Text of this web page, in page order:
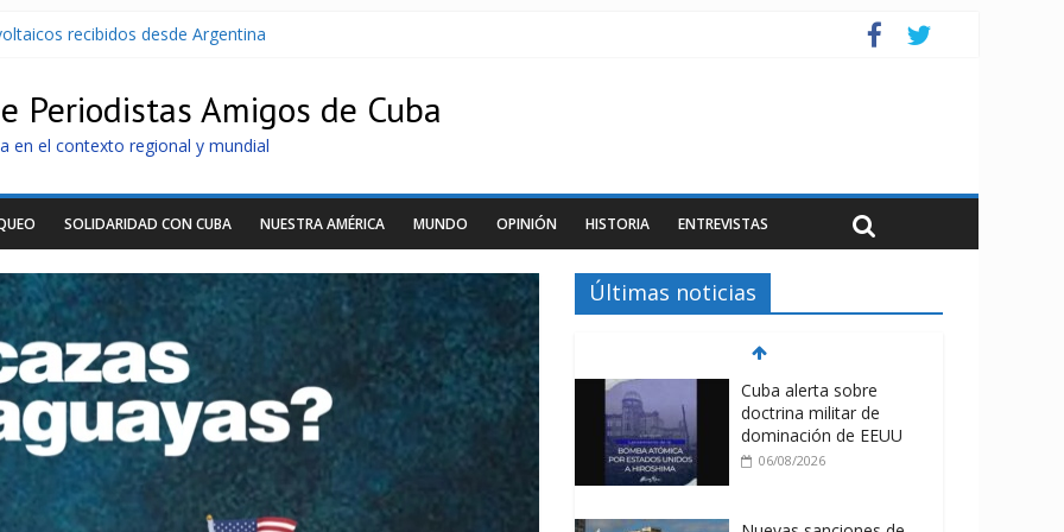
recibidos desde Argentina
Cuba apuntan a la cooperación militar con Rusia y China
para que no se venda la patria
Periodistas Amigos de Cuba
en el contexto regional y mundial
SOLIDARIDAD CON CUBA NUESTRA AMÉRICA MUNDO OPINIÓN HISTORIA ENTREVISTAS
Últimas noticias
Cuba alerta sobre
doctrina militar de
dominación de EEUU
06/08/2026